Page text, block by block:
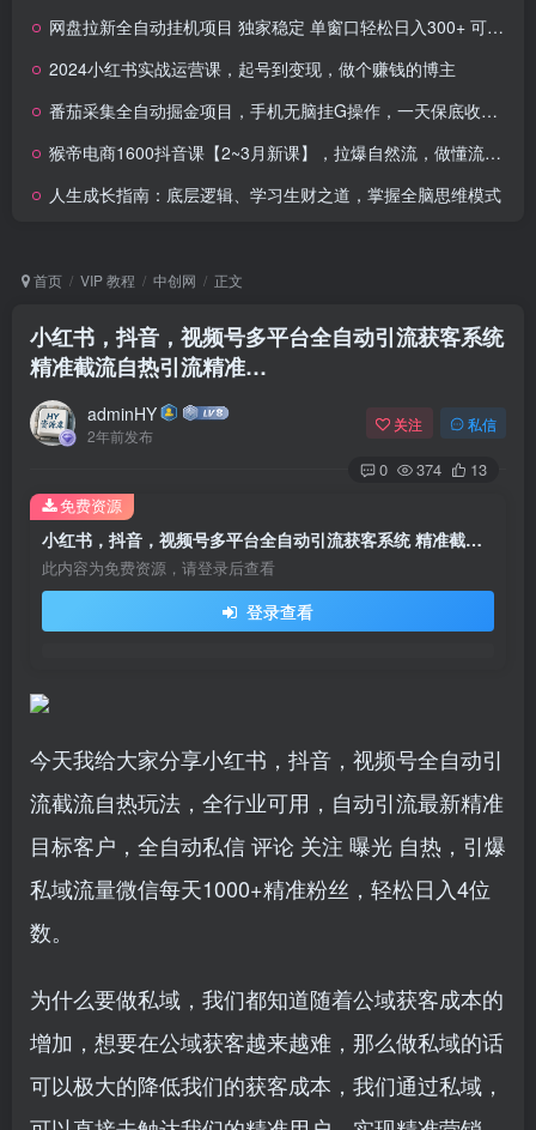
网盘拉新全自动挂机项目 独家稳定 单窗口轻松日入300+ 可矩阵
2024小红书实战运营课，起号到变现，做个赚钱的博主
番茄采集全自动掘金项目，手机无脑挂G操作，一天保底收益18+可批量多开
猴帝电商1600抖音课【2~3月新课】，拉爆自然流，做懂流量的主播，新规政策下，自然流破圈攻略
人生成长指南：底层逻辑、学习生财之道，掌握全脑思维模式
首页 VIP 教程 中创网 正文
小红书，抖音，视频号多平台全自动引流获客系统
精准截流自热引流精准…
adminHY
2年前发布
关注 私信
0 374 13
小红书，抖音，视频号多平台全自动引流获客系统 精准截流自热引流精准…
此内容为免费资源，请登录后查看
登录查看
免费资源
今天我给大家分享小红书，抖音，视频号全自动引
流截流自热玩法，全行业可用，自动引流最新精准
目标客户，全自动私信 评论 关注 曝光 自热，引爆
私域流量微信每天1000+精准粉丝，轻松日入4位
数。
为什么要做私域，我们都知道随着公域获客成本的
增加，想要在公域获客越来越难，那么做私域的话
可以极大的降低我们的获客成本，我们通过私域，